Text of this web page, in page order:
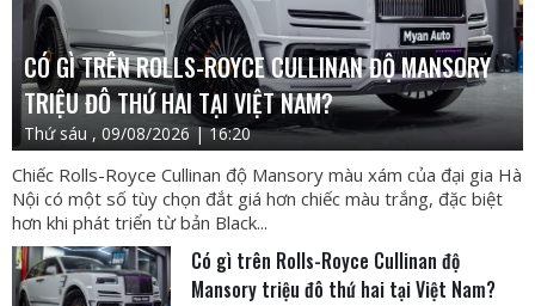
CÓ GÌ TRÊN ROLLS-ROYCE CULLINAN ĐỘ MANSORY
TRIỆU ĐÔ THỨ HAI TẠI VIỆT NAM?
Thứ sáu , 09/08/2026 | 16:20
Chiếc Rolls-Royce Cullinan độ Mansory màu xám của đại gia Hà
Nội có một số tùy chọn đắt giá hơn chiếc màu trắng, đặc biệt
hơn khi phát triển từ bản Black...
Có gì trên Rolls-Royce Cullinan độ
Mansory triệu đô thứ hai tại Việt Nam?